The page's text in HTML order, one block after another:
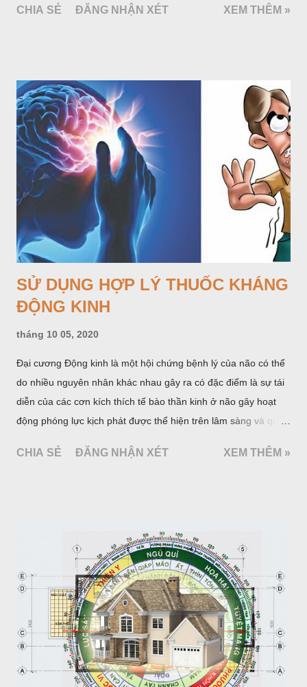
mà cả những chất có nguồn gốc hoàn toàn do tổng hợp hóa
Việt Nam. Tuy nhiên đây lại là một nhóm thuốc bị lạm dụng
nhiều nhất. Hậu quả làm gia tăng tỷ lệ kháng kháng sinh và
mất đi những thuốc có chỉ số Hiệu quả/An toàn cao trong điều
trị nhiễm khuẩn trong khi số kháng sinh mới được đưa thêm
vào thị trường rất ít. Cách tốt nhất để giảm tỷ lệ kháng kháng
sinh là tuân thủ các nguyên tắc sử dụng kháng sinh hợp lý.
CHIA SẺ ĐĂNG NHẬN XÉT XEM THÊM »
SỬ DỤNG HỢP LÝ THUỐC KHÁNG
ĐỘNG KINH
tháng 10 05, 2020
Đại cương Động kinh là một hội chứng bệnh lý của não có thể
do nhiều nguyên nhân khác nhau gây ra có đặc điểm là sự tái
diễn của các cơn kích thích tế bào thần kinh ở não gây hoạt
động phóng lực kịch phát được thể hiện trên lâm sàng và qua
thế giới mắc động kinh. Hàng năm ước có 20 - 25 trường hợp
(ILAE) cho biết hiện ước tính có 50 triệu người bệnh động kinh
trên thế giới trong đó 80% thuộc các nước đang phát triển. Ở
các nước phát triển tỷ lệ mới phát hiện hàng năm là 24 - 53 đối
với 100 000 người, còn ở các nước đang phát triển là 49,3 -
190 đối với 100 000 người.
CHIA SẺ ĐĂNG NHẬN XÉT XEM THÊM »